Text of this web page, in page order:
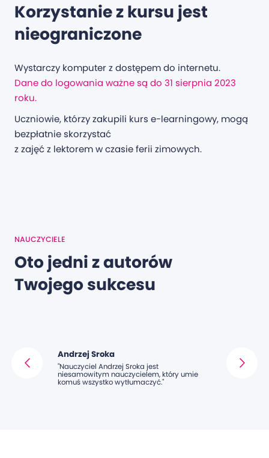
Korzystanie z kursu jest
nieograniczone
Wystarczy komputer z dostępem do internetu.
Dane do logowania ważne są do 31 sierpnia 2023
roku.
Uczniowie, którzy zakupili kurs e-learningowy, mogą
bezpłatnie skorzystać
z zajęć z lektorem w czasie ferii zimowych.
NAUCZYCIELE
Oto jedni z autorów
Twojego sukcesu
Andrzej Sroka
"Nauczyciel Andrzej Sroka jest
niesamowitym nauczycielem, który umie
komuś wszystko wytłumaczyć."